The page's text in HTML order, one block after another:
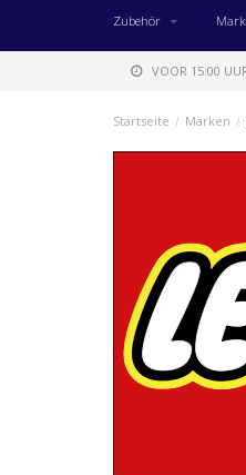
Zubehör
VOOR 15:00
Startseite / Marken /